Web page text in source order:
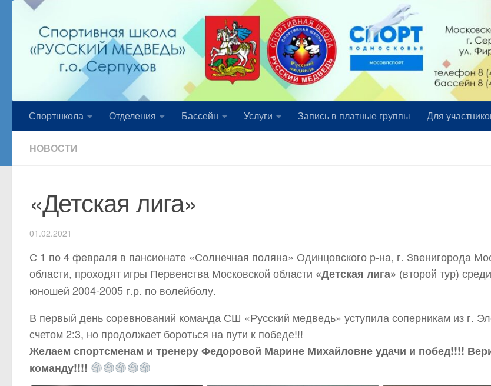
Спортшкола Отделения Бассейн Услуги Запись в платные группы Для
НОВОСТИ
«Детская лига»
01.02.2021
С 1 по 4 февраля в пансионате «Солнечная поляна» Одинцовского р-на, г. Звенигорода
области, проходят игры Первенства Московской области «Детская лига» (второй тур)
юношей 2004-2005 г.р. по волейболу.
В первый день соревнований команда СШ «Русский медведь» уступила соперникам из г.
счетом 2:3, но продолжает бороться на пути к победе!!!
Желаем спортсменам и тренеру Федоровой Марине Михайловне удачи и побед!!!!
команду!!!!